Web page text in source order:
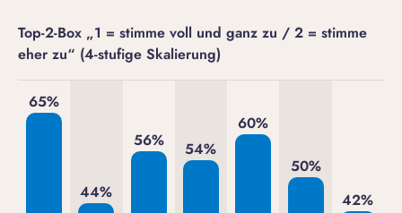
Top-2-Box „1 = stimme voll und ganz zu / 2 = stimme
eher zu“ (4-stufige Skalierung)